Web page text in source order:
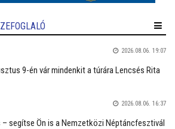
2026.08.06. 19:07
9-én vár mindenkit a túrára Lencsés Rita
2026.08.06. 16:37
segítse Ön is a Nemzetközi Néptáncfesztivál